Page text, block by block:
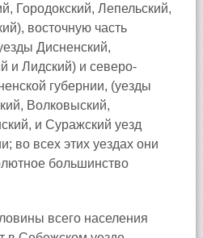
Городокский, Лепельский,
восточную часть
Дисненский,
и Лидский) и северо-
губернии, (уезды
Волковыский,
и Суражский уезд
во всех этих уездах они
большинство
всего населения